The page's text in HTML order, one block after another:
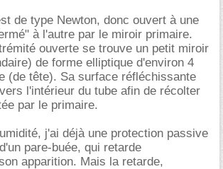
de type Newton, donc ouvert à une
à l'autre par le miroir primaire.
ouverte se trouve un petit miroir
de forme elliptique d'environ 4
(de tête). Sa surface réfléchissante
l'intérieur du tube afin de récolter
par le primaire.
j'ai déjà une protection passive
pare-buée, qui retarde
apparition. Mais la retarde,